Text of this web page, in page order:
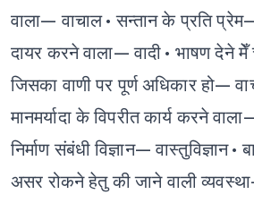
वाला— वाचाल • सन्तान के प्रति
दायर करने वाला— वादी • भाषण देने मेँ
जिसका वाणी पर पूर्ण अधिकार हो—
मानमर्यादा के विपरीत कार्य करने
निर्माण संबंधी विज्ञान— वास्तुविज्ञान •
असर रोकने हेतु की जाने वाली